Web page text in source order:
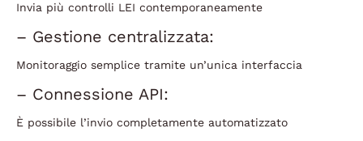
Invia più controlli LEI contemporaneamente
– Gestione centralizzata:
Monitoraggio semplice tramite un’unica interfaccia
– Connessione API:
È possibile l’invio completamente automatizzato